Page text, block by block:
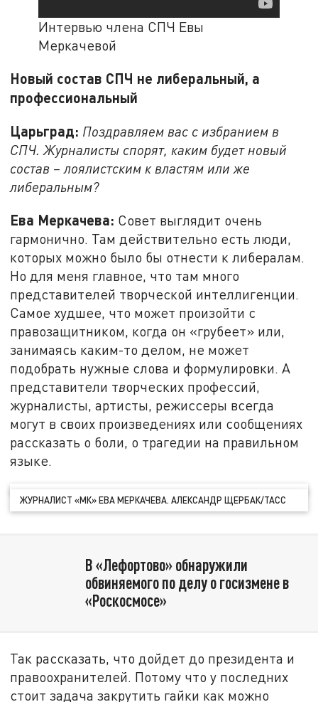
Интервью члена СПЧ Евы
Меркачевой
Новый состав СПЧ не либеральный, а
профессиональный
Царьград: Поздравляем вас с избранием в
СПЧ. Журналисты спорят, каким будет новый
состав – лоялистским к властям или же
либеральным?
Ева Меркачева: Совет выглядит очень
гармонично. Там действительно есть люди,
которых можно было бы отнести к либералам.
Но для меня главное, что там много
представителей творческой интеллигенции.
Самое худшее, что может произойти с
правозащитником, когда он «грубеет» или,
занимаясь каким-то делом, не может
подобрать нужные слова и формулировки. А
представители творческих профессий,
журналисты, артисты, режиссеры всегда
могут в своих произведениях или сообщениях
рассказать о боли, о трагедии на правильном
языке.
ЖУРНАЛИСТ «МК» ЕВА МЕРКАЧЕВА. АЛЕКСАНДР ЩЕРБАК/ТАСС
В «Лефортово» обнаружили
обвиняемого по делу о госизмене в
«Роскосмосе»
Так рассказать, что дойдет до президента и
правоохранителей. Потому что у последних
стоит задача закрутить гайки как можно